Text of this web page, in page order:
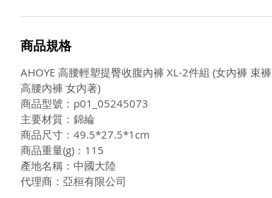
商品規格
AHOYE 高腰輕塑提臀收腹內褲 XL-2件組 (女內褲 束褲
高腰內褲 女內著)
商品型號：p01_05245073
主要材質：錦綸
商品尺寸：49.5*27.5*1cm
商品重量(g)：115
產地名稱：中國大陸
代理商：亞桓有限公司